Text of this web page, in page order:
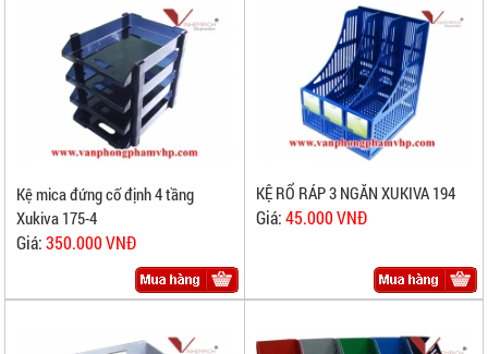
Kệ mica đứng cố định 4 tầng
Xukiva 175-4
Giá:350.000 VNĐ
KỆ RỔ RÁP 3 NGĂN XUKIVA 194
Giá:45.000 VNĐ